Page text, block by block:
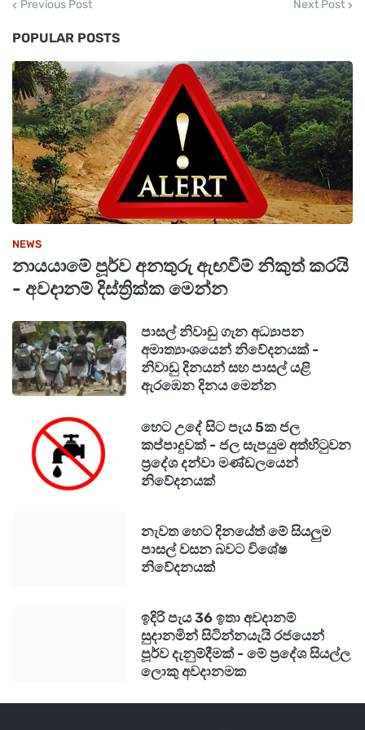
හෙන්ලි විදේශ ගමන් බලපත්‍ර දර්ශකය ලෝකයේ
සියලුම විදේශ ගමන් බලපත්‍ර ශ්‍රේණිගත කරන්නේ
ඒවායේ හිමිකරුවන්ට පූර්ව වීසා බලපත්‍රයක්
නොමැතිව ප්‍රවේශ විය හැකි ගමනාන්ත ගණන අනුව
බව වාර්තා වේ.
Previous Post Next Post
POPULAR POSTS
NEWS
නායයාමේ පූර්ව අනතුරු ඇඟවීම් නිකුත් කරයි
- අවදානම් දිස්ත්‍රික්ක මෙන්න
පාසල් නිවාඩු ගැන අධ්‍යාපන
අමාත්‍යාංශයෙන් නිවේදනයක් -
නිවාඩු දිනයන් සහ පාසල් යළි
ඇරඹෙන දිනය මෙන්න
හෙට උදේ සිට පැය 5ක ජල
කප්පාදුවක් - ජල සැපයුම අත්හිටුවන
ප්‍රදේශ දන්වා මණ්ඩලයෙන්
නිවේදනයක්
නැවත හෙට දිනයේත් මේ සියලුම
පාසල් වසන බවට විශේෂ
නිවේදනයක්
ඉදිරි පැය 36 ඉතා අවදානම්
සුදානමින් සිටින්නයැයි රජයෙන්
පූර්ව දැනුම්දීමක් - මේ ප්‍රදේශ සියල්ල
ලොකු අවදානමක